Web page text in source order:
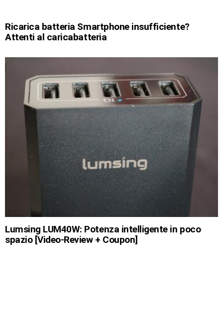
Ricarica batteria Smartphone insufficiente?
Attenti al caricabatteria
Lumsing LUM40W: Potenza intelligente in poco
spazio [Video-Review + Coupon]